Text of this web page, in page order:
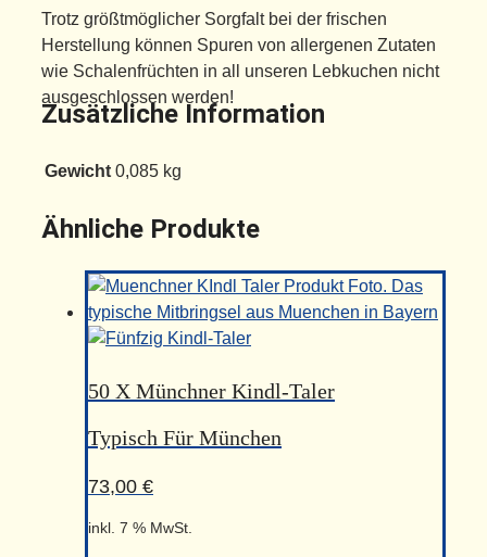
Trotz größtmöglicher Sorgfalt bei der frischen
Herstellung können Spuren von allergenen Zutaten
wie Schalenfrüchten in all unseren Lebkuchen nicht
ausgeschlossen werden!
Zusätzliche Information
Gewicht 0,085 kg
Ähnliche Produkte
50 X Münchner Kindl-Taler
Typisch Für München
73,00 €
inkl. 7 % MwSt.